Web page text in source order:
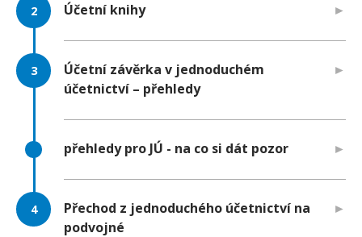
Účetní knihy
Účetní závěrka v jednoduchém
účetnictví – přehledy
přehledy pro JÚ - na co si dát pozor
Přechod z jednoduchého účetnictví na
podvojné